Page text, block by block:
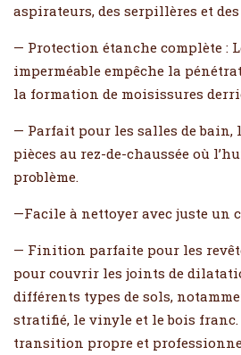
aspirateurs, des serpillères et des
— Protection étanche complète :
imperméable empêche la
la formation de moisissures
— Parfait pour les salles de bain,
pièces au rez-de-chaussée où
problème.
—Facile à nettoyer avec juste un
— Finition parfaite pour les
pour couvrir les joints de
différents types de sols,
stratifié, le vinyle et le bois franc.
transition propre et